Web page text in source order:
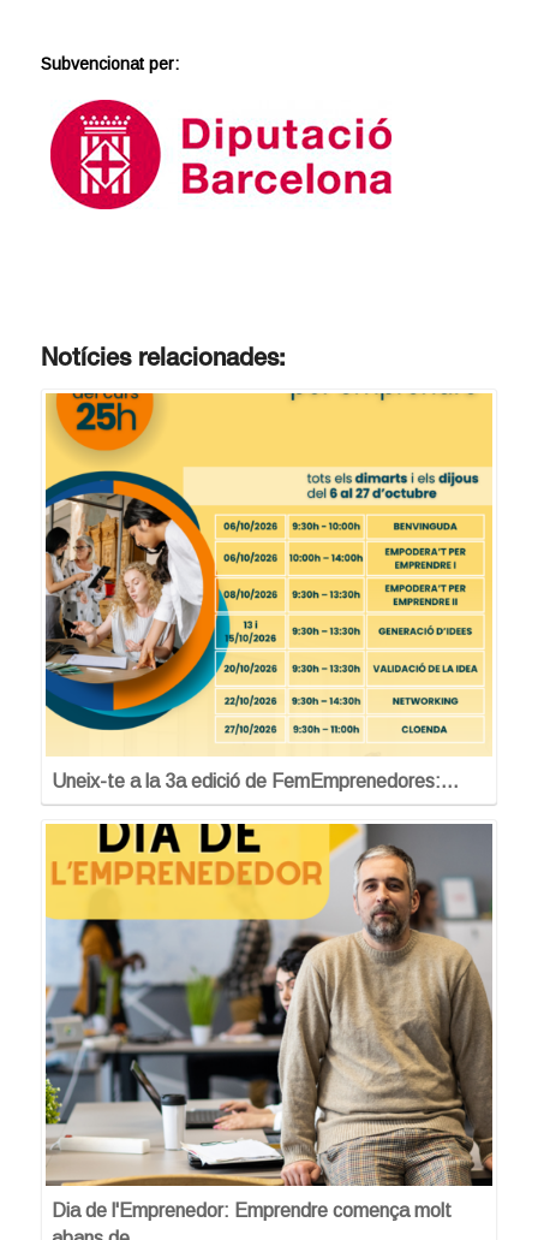
Subvencionat per:
Notícies relacionades:
Uneix-te a la 3a edició de FemEmprenedores:…
Dia de l'Emprenedor: Emprendre comença molt